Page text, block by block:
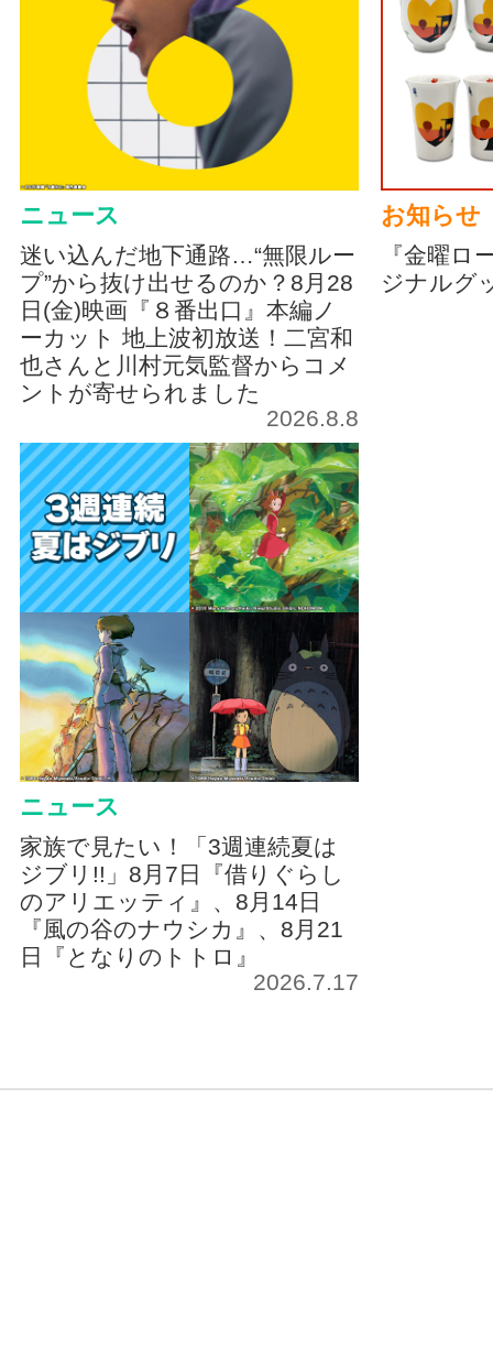
ニュース
迷い込んだ地下通路…“無限ルー
プ”から抜け出せるのか？8月28
日(金)映画『８番出口』本編ノ
ーカット 地上波初放送！二宮和
也さんと川村元気監督からコメ
ントが寄せられました
2026.8.8
お知らせ
『金曜ロ
ジナルグ
ニュース
家族で見たい！「3週連続夏は
ジブリ!!」8月7日『借りぐらし
のアリエッティ』、8月14日
『風の谷のナウシカ』、8月21
日『となりのトトロ』
2026.7.17